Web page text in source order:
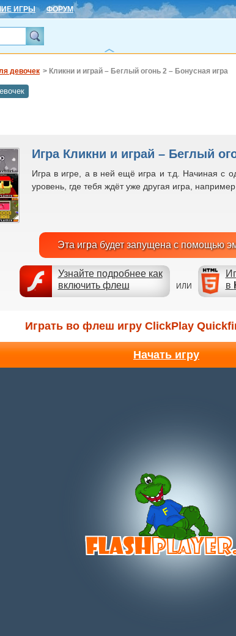
ИГРЫ ФОРУМ
девочек > Кликни и играй – Беглый огонь 2 – Бонусная игра
Игра Кликни и играй – Беглый
Игра в игре, а в ней ещё игра и т.д. Начиная с
уровень, где тебя ждёт уже другая игра,
Эта игра будет запущена с помощью
Узнайте подробнее как
включить флеш
ИЛИ
в
Играть во флеш игру ClickPlay
Начать игру